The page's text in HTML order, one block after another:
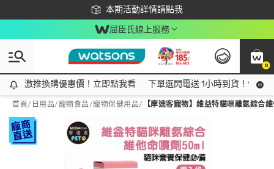
本期活動詳情請點我
下載app最高回饋$350
屈臣氏線上服務
0
激推換購優惠價！立即點我看
激推換購優惠價！立即點我看 下單選閃電送 1小時到貨！領神
首頁/ 日用品/寵物食品/寵物保健用品/ 【摩達客寵物】維益特貓咪離氨綜